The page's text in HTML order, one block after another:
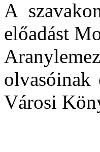
A
előadást
olvasóinak
Városi